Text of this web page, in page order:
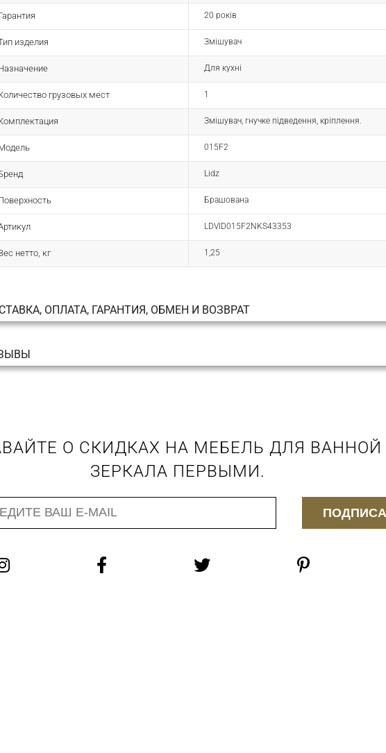
20 років
изделия Змішувач
Для кухні
грузовых мест 1
Змішувач, гнучке підведення, кріплення.
015F2
Lidz
Брашована
LDVID015F2NKS43353
нетто, кг 1,25
ОПЛАТА, ГАРАНТИЯ, ОБМЕН И ВОЗВРАТ
О СКИДКАХ НА МЕБЕЛЬ ДЛЯ ВАННОЙ
ЗЕРКАЛА ПЕРВЫМИ.